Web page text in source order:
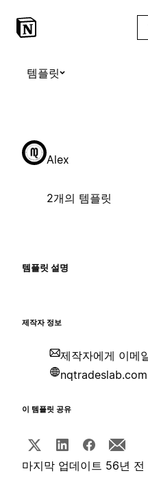
템플릿
Alex
2개의 템플릿
템플릿 설명
제작자 정보
제작자에게 이메
nqtradeslab.com
이 템플릿 공유
마지막 업데이트 56년 전